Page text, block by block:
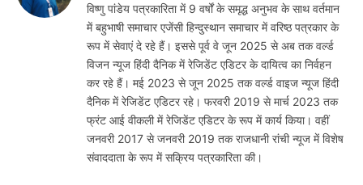
विष्णु पांडेय पत्रकारिता में 9 वर्षों के समृद्ध अनुभव के साथ वर्तमान
में बहुभाषी समाचार एजेंसी हिन्दुस्थान समाचार में वरिष्ठ पत्रकार के
रूप में सेवाएं दे रहे हैं। इससे पूर्व वे जून 2025 से अब तक वर्ल्ड
विजन न्यूज हिंदी दैनिक में रेजिडेंट एडिटर के दायित्व का निर्वहन
कर रहे हैं। मई 2023 से जून 2025 तक वर्ल्ड वाइज न्यूज हिंदी
दैनिक में रेजिडेंट एडिटर रहे। फरवरी 2019 से मार्च 2023 तक
फ्रंट आई वीकली में रेजिडेंट एडिटर के रूप में कार्य किया। वहीं
जनवरी 2017 से जनवरी 2019 तक राजधानी रांची न्यूज में विशेष
संवाददाता के रूप में सक्रिय पत्रकारिता की।